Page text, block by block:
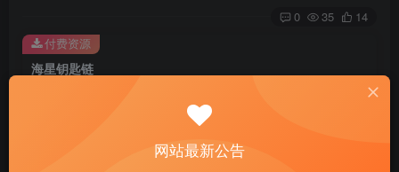
0 35 14
海星钥匙链
100
免费
付费资源
网站最新公告